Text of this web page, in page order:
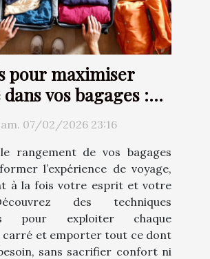
pour maximiser
vos bagages :
et astuces
07/02/2026 23:16
rangement de vos bagages
l’expérience de voyage,
à la fois votre esprit et votre
des techniques
pour exploiter chaque
carré et emporter tout ce dont
sans sacrifier confort ni